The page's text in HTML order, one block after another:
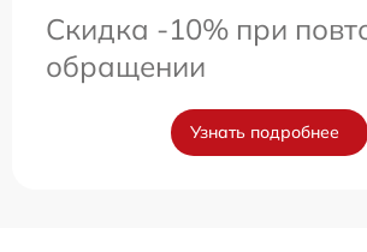
Скидка -10% при
обращении
Узнать подробнее